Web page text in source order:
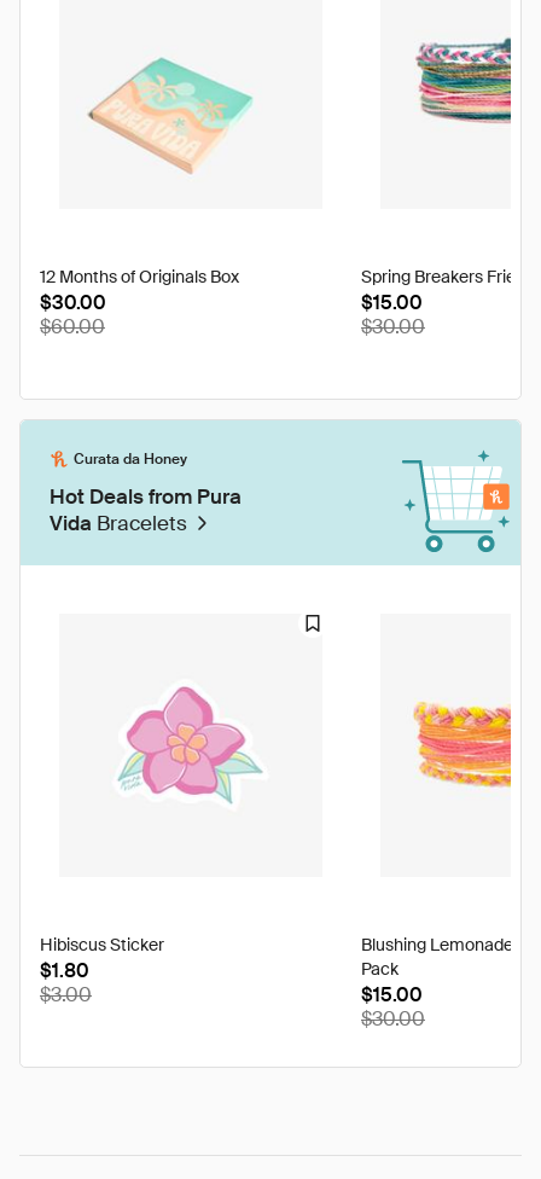
12 Months of Originals Box
$30.00
$60.00
Spring Breakers
$15.00
$30.00
Curata da Honey
Hot Deals from Pura
Vida Bracelets
Hibiscus Sticker
$1.80
$3.00
Blushing Lemonade
Pack
$15.00
$30.00